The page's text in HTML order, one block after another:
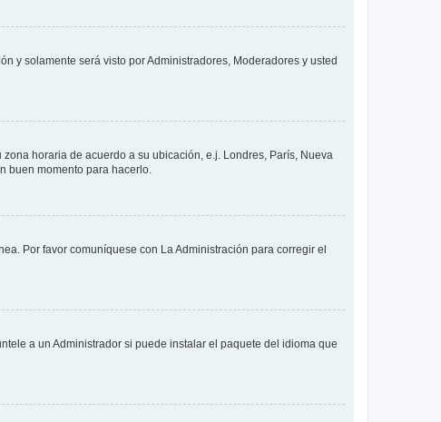
y solamente será visto por Administradores, Moderadores y usted
horaria de acuerdo a su ubicación, e.j. Londres, París, Nueva
buen momento para hacerlo.
Por favor comuníquese con La Administración para corregir el
a un Administrador si puede instalar el paquete del idioma que